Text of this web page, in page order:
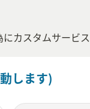
カスタムサービス
します)